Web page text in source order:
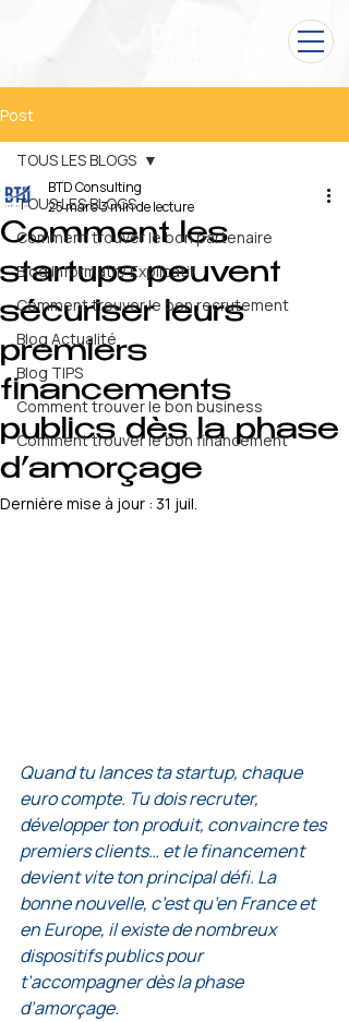
Post
TOUS LES BLOGS
Comment trouver le bon partenaire
Blog Informatif/ Explicatif
Comment trouver le bon recrutement
Blog Actualité
Blog TIPS
Comment trouver le bon business
Comment trouver le bon financement
TOUS LES BLOGS
Comment les
startups peuvent
sécuriser leurs
premiers
financements
publics dès la phase
d’amorçage
BTD Consulting
25 mars3 min de lecture
Dernière mise à jour : 31 juil.
Quand tu lances ta startup, chaque
euro compte. Tu dois recruter,
développer ton produit, convaincre tes
premiers clients… et le financement
devient vite ton principal défi. La
bonne nouvelle, c’est qu’en France et
en Europe, il existe de nombreux
dispositifs publics pour
t’accompagner dès la phase
d’amorçage.